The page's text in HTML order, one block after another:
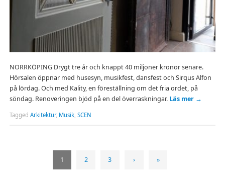
NORRKÖPING Drygt tre år och knappt 40 miljoner kronor senare.
Hörsalen öppnar med husesyn, musikfest, dansfest och Sirqus Alfon
på lördag. Och med Kality, en föreställning om det fria ordet, på
söndag. Renoveringen bjöd på en del överraskningar. Läs mer →
Tagged Arkitektur, Musik, SCEN
1 2 3 › »